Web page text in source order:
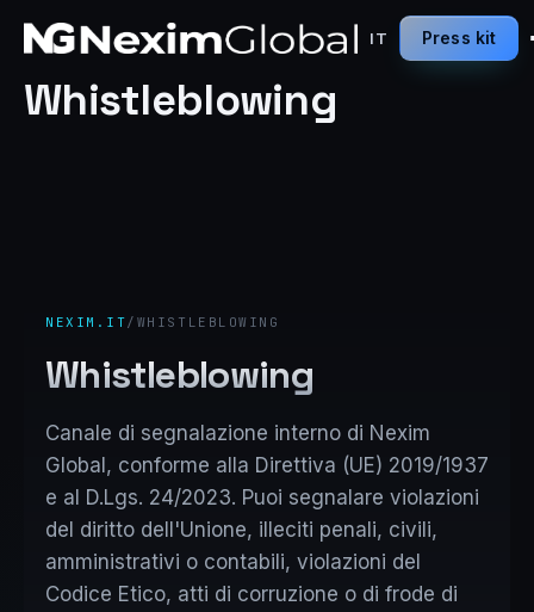
IT Press kit
Whistleblowing
NEXIM.IT / WHISTLEBLOWING
Whistleblowing
Canale di segnalazione interno di Nexim
Global, conforme alla Direttiva (UE) 2019/1937
e al D.Lgs. 24/2023. Puoi segnalare violazioni
del diritto dell'Unione, illeciti penali, civili,
amministrativi o contabili, violazioni del
Codice Etico, atti di corruzione o di frode di